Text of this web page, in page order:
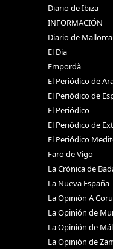
Diario de Ibiza
INFORMACIÓN
Diario de Mallorca
El Día
Empordà
El Periódico de
El Periódico de
El Periódico
El Periódico de
El Periódico
Faro de Vigo
La Crónica de
La Nueva España
La Opinión A
La Opinión de
La Opinión de
La Opinión de